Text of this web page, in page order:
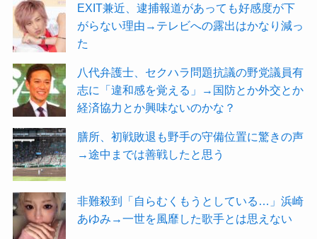
EXIT兼近、逮捕報道があっても好感度が下
がらない理由→テレビへの露出はかなり減っ
た
八代弁護士、セクハラ問題抗議の野党議員有
志に「違和感を覚える」→国防とか外交とか
経済協力とか興味ないのかな？
膳所、初戦敗退も野手の守備位置に驚きの声
→途中までは善戦したと思う
非難殺到「自らむくもうとしている…」浜崎
あゆみ→一世を風靡した歌手とは思えない